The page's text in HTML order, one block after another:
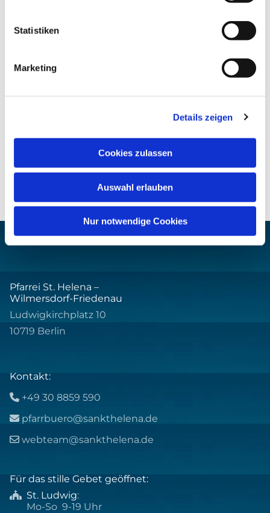
Statistiken
Marketing
Details zeigen
Cookies zulassen
Auswahl erlauben
Nur notwendige Cookies
Pfarrei St. Helena –
Wilmersdorf-Friedenau
Ludwigkirchplatz 10
10719 Berlin
Kontakt:
 +49 30 8859 590
 pfarrbuero@sankthelena.de
 webteam@sankthelena.de
Für das stille Gebet geöffnet:
 St. Ludwig:
Mo-So 9-19 Uhr